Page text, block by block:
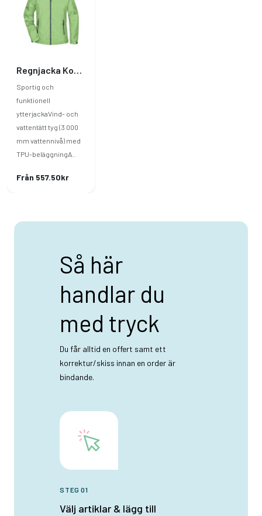
Regnjacka Kontrast Dam
Sportig och
funktionell
ytterjackaVind- och
vattentätt tyg (3 000
mm vattennivå) med
TPU-beläggningA..
Från 557.50kr
Så här
handlar du
med tryck
Du får alltid en offert samt ett
korrektur/skiss innan en order är
bindande.
STEG 01
Välj artiklar & lägg till